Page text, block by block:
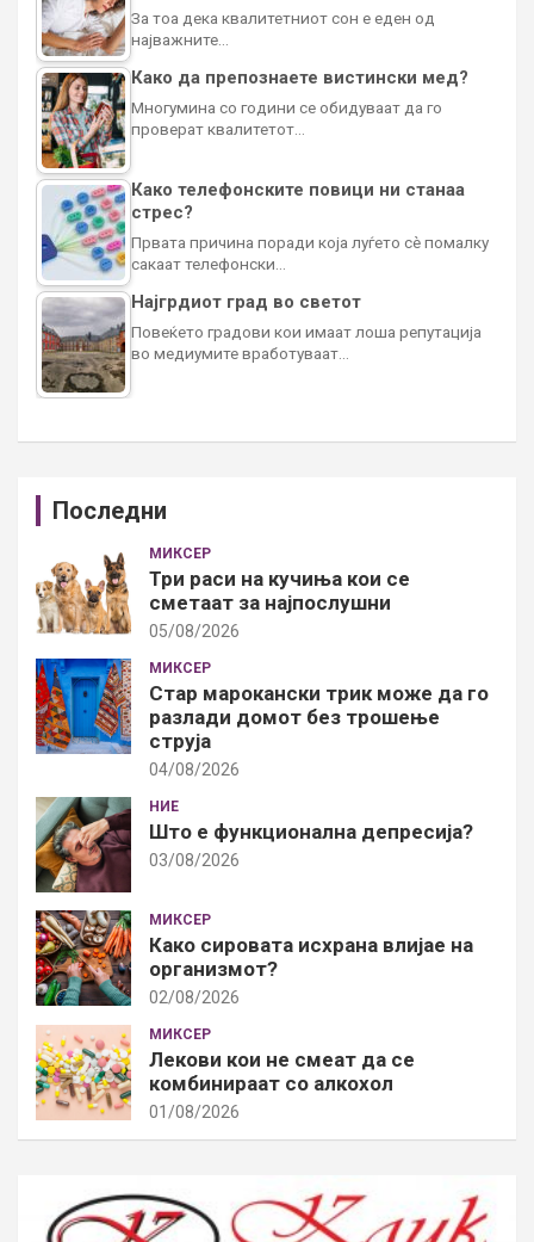
За тоа дека квалитетниот сон е еден од
најважните…
Како да препознаете вистински мед?
Многумина со години се обидуваат да го
проверат квалитетот…
Како телефонските повици ни станаа
стрес?
Првата причина поради која луѓето сè помалку
сакаат телефонски…
Најгрдиот град во светот
Повеќето градови кои имаат лоша репутација
во медиумите вработуваат…
Последни
МИКСЕР
Три раси на кучиња кои се
сметаат за најпослушни
05/08/2026
МИКСЕР
Стар марокански трик може да го
разлади домот без трошење
струја
04/08/2026
НИЕ
Што е функционална депресија?
03/08/2026
МИКСЕР
Како сировата исхрана влијае на
организмот?
02/08/2026
МИКСЕР
Лекови кои не смеат да се
комбинираат со алкохол
01/08/2026